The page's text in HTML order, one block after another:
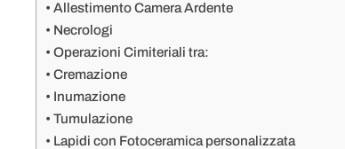
Allestimento Camera Ardente
Necrologi
Operazioni Cimiteriali tra:
Cremazione
Inumazione
Tumulazione
Lapidi con Fotoceramica personalizzata